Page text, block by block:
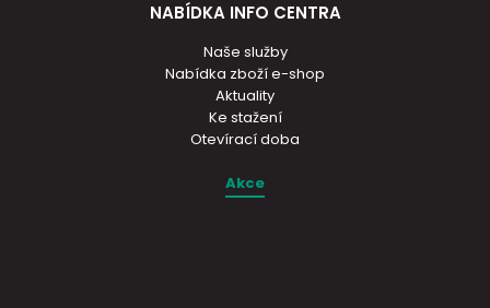
NABÍDKA INFO CENTRA
Naše služby
Nabídka zboží e-shop
Aktuality
Ke stažení
Otevírací doba
Akce